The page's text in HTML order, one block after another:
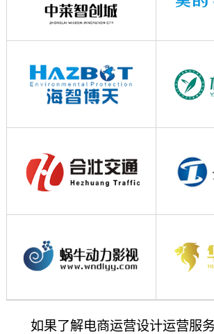
如果了解电商运营设计运营服